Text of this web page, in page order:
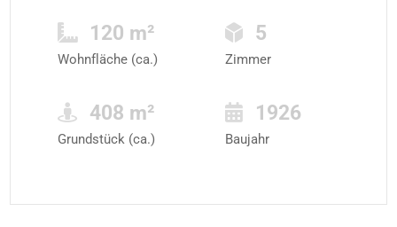
120 m²
Wohnfläche (ca.)
5
Zimmer
408 m²
Grundstück (ca.)
1926
Baujahr